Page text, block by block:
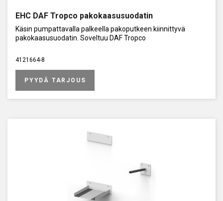
EHC DAF Tropco pakokaasusuodatin
Käsin pumpattavalla palkeella pakoputkeen kiinnittyvä
pakokaasusuodatin. Soveltuu DAF Tropco
4121664-8
PYYDÄ TARJOUS